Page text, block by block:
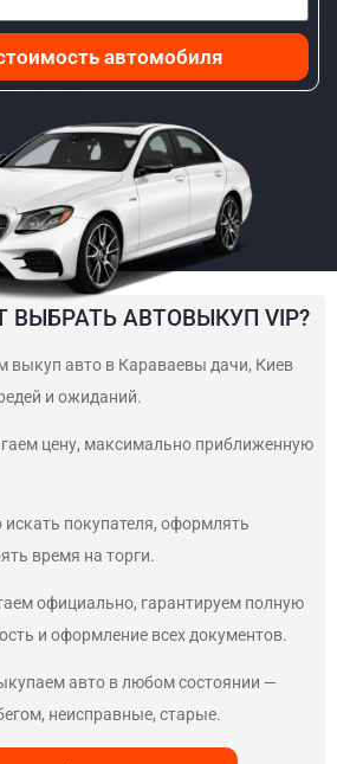
автомобиля
ВЫБРАТЬ АВТОВЫКУП VIP?
выкуп авто в Караваевы дачи, Киев
и ожиданий.
цену, максимально приближенную
искать покупателя, оформлять
время на торги.
официально, гарантируем полную
и оформление всех документов.
авто в любом состоянии —
неисправные, старые.